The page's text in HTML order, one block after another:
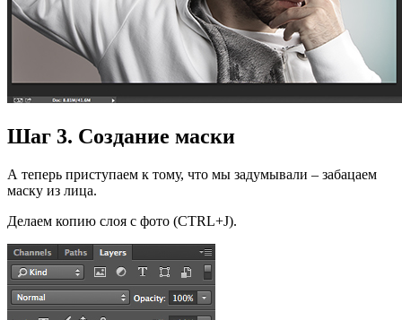
Шаг 3. Создание маски
А теперь приступаем к тому, что мы задумывали – забацаем
маску из лица.
Делаем копию слоя с фото (CTRL+J).